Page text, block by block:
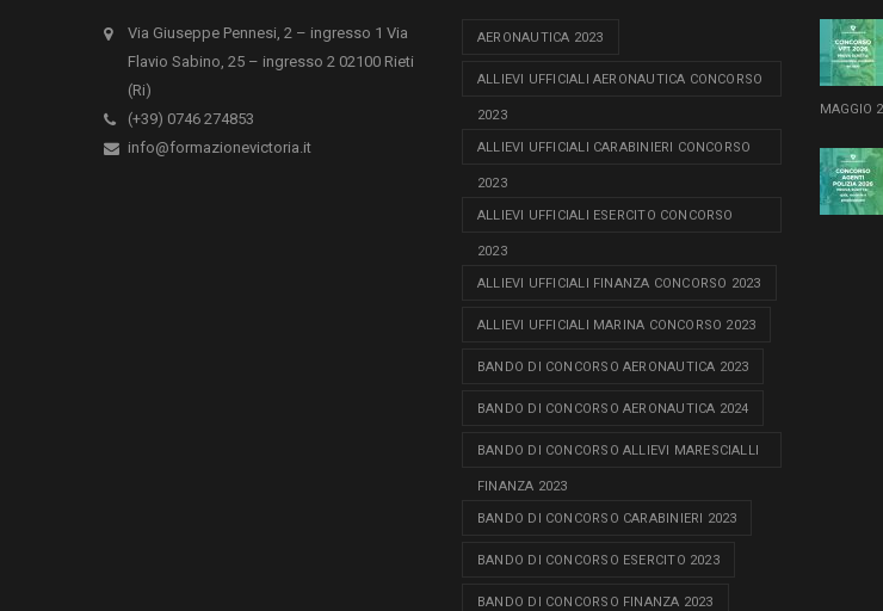
Via Giuseppe Pennesi, 2 – ingresso 1 Via
Flavio Sabino, 25 – ingresso 2 02100 Rieti
(Ri)
(+39) 0746 274853
info@formazionevictoria.it
AERONAUTICA 2023
ALLIEVI UFFICIALI AERONAUTICA CONCORSO
2023
ALLIEVI UFFICIALI CARABINIERI CONCORSO
2023
ALLIEVI UFFICIALI ESERCITO CONCORSO
2023
ALLIEVI UFFICIALI FINANZA CONCORSO 2023
ALLIEVI UFFICIALI MARINA CONCORSO 2023
BANDO DI CONCORSO AERONAUTICA 2023
BANDO DI CONCORSO AERONAUTICA 2024
BANDO DI CONCORSO ALLIEVI MARESCIALLI
FINANZA 2023
BANDO DI CONCORSO CARABINIERI 2023
BANDO DI CONCORSO ESERCITO 2023
BANDO DI CONCORSO FINANZA 2023
MAGGIO